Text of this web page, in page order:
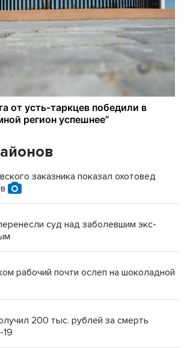
заказника показал охотовед
суд над заболевшим экс-
рабочий почти ослеп на шоколадной
200 тыс. рублей за смерть